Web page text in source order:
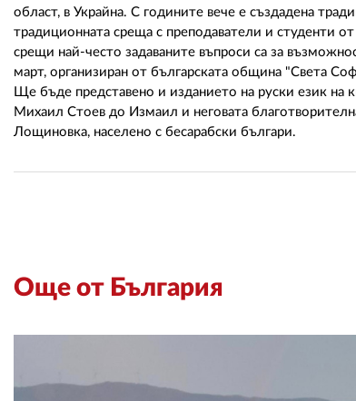
област, в Украйна. С годините вече е създадена
традиционната среща с преподаватели и студенти
срещи най-често задаваните въпроси са за
март, организиран от българската община "Света
Ще бъде представено и изданието на руски език на
Михаил Стоев до Измаил и неговата
Лощиновка, населено с бесарабски българи.
Още от България